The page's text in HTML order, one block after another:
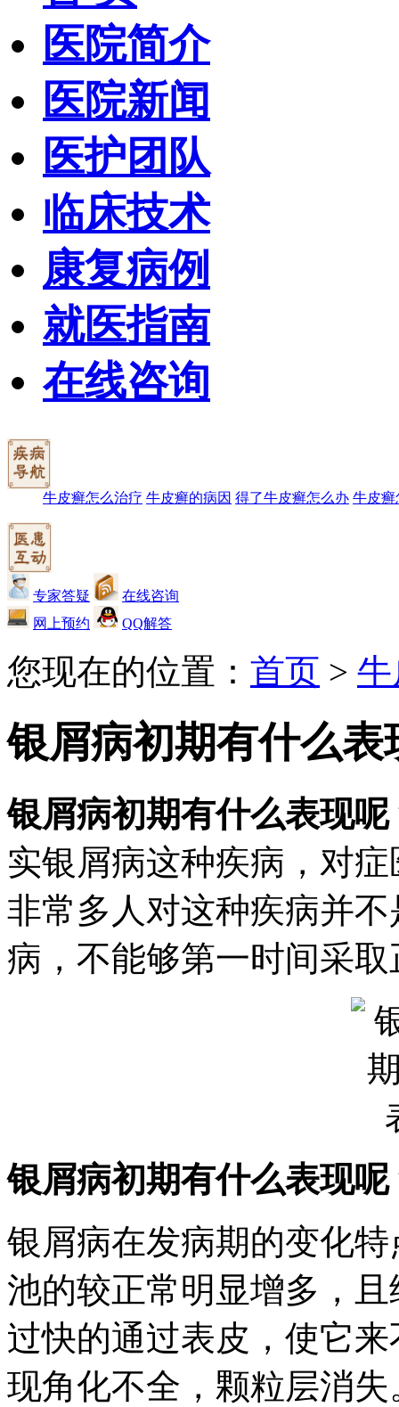
医院简介
医院新闻
医护团队
临床技术
康复病例
就医指南
在线咨询
牛皮癣怎么治疗 牛皮癣的病因 得了牛皮癣怎么办 牛皮癣
专家答疑
在线咨询
网上预约
QQ解答
您现在的位置： 首页 >
银屑病初期有什么表
银屑病初期有什么表现呢
实银屑病这种疾病，对
非常多人对这种疾病并
病，不能够第一时间采
银屑病初期有什么表现呢
银屑病在发病期的变化
池的较正常明显增多，
过快的通过表皮，使它
现角化不全，颗粒层消失